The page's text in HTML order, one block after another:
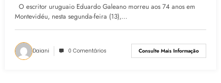
O escritor uruguaio Eduardo Galeano morreu aos 74 anos em
Montevidéu, nesta segunda-feira (13),…
Daiani 0 Comentários Consulte Mais Informação